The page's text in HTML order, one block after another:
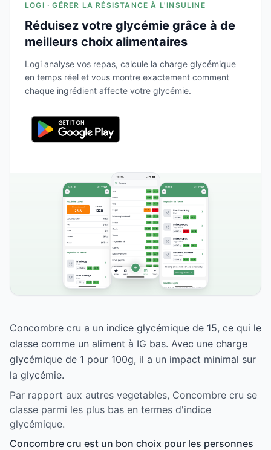
LOGI · GÉRER LA RÉSISTANCE À L'INSULINE
Réduisez votre glycémie grâce à de
meilleurs choix alimentaires
Logi analyse vos repas, calcule la charge glycémique
en temps réel et vous montre exactement comment
chaque ingrédient affecte votre glycémie.
Concombre cru a un indice glycémique de 15, ce qui le
classe comme un aliment à IG bas. Avec une charge
glycémique de 1 pour 100g, il a un impact minimal sur
la glycémie.
Par rapport aux autres vegetables, Concombre cru se
classe parmi les plus bas en termes d'indice
glycémique.
Concombre cru est un bon choix pour les personnes